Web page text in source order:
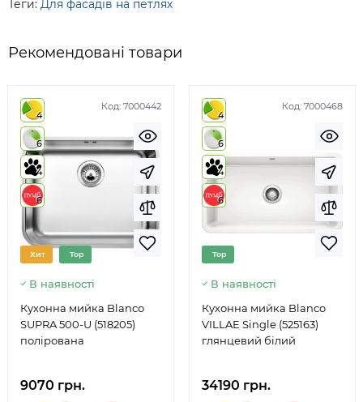
Теги: Для фасадів на петлях
Рекомендовані товари
Код: 7000442
4
6
4
6
Хит Top
В наявності
Кухонна мийка Blanco
SUPRA 500-U (518205)
полірована
9070 грн.
Код: 7000468
4
6
4
6
Top
В наявності
Кухонна мийка Blanco
VILLAE Single (525163)
глянцевий білий
34190 грн.